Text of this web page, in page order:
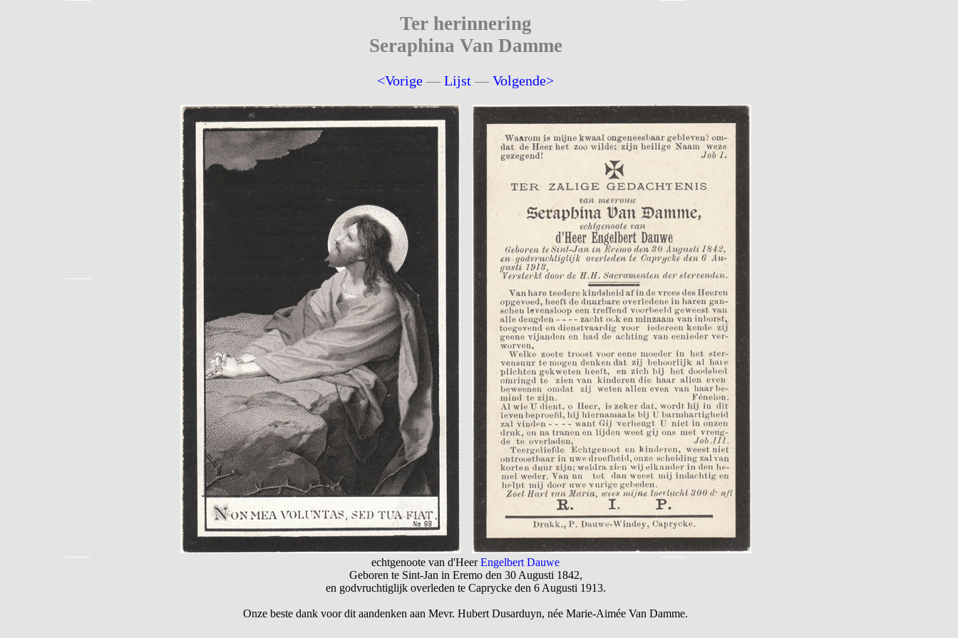
Ter herinnering
Seraphina Van Damme
<Vorige —Lijst —Volgende>
echtgenoote van d'HeerEngelbert Dauwe
Geboren te Sint-Jan in Eremo den 30 Augusti 1842,
en godvruchtiglijk overleden te Caprycke den 6 Augusti 1913.
Onze beste dank voor dit aandenken aan Mevr. Hubert Dusarduyn, née Marie-Aimée Van Damme.